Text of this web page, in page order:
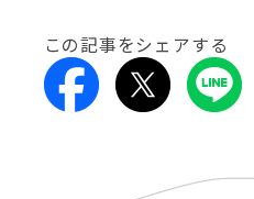
この記事をシェアする